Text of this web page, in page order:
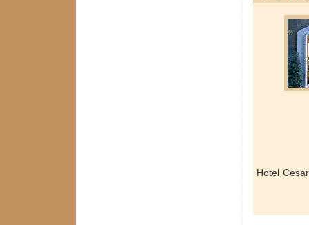
Hotel